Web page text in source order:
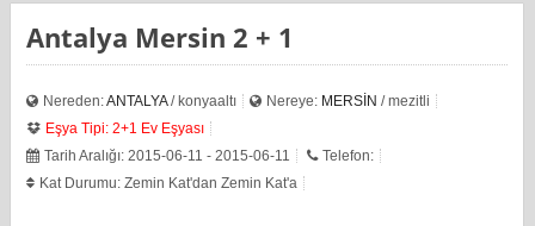
Antalya Mersin 2 + 1
Nereden:ANTALYA/ konyaaltı Nereye: MERSİN / mezitli
Eşya Tipi: 2+1 Ev Eşyası
Tarih Aralığı: 2015-06-11 - 2015-06-11
Telefon:
Kat Durumu: Zemin Kat'dan Zemin Kat'a